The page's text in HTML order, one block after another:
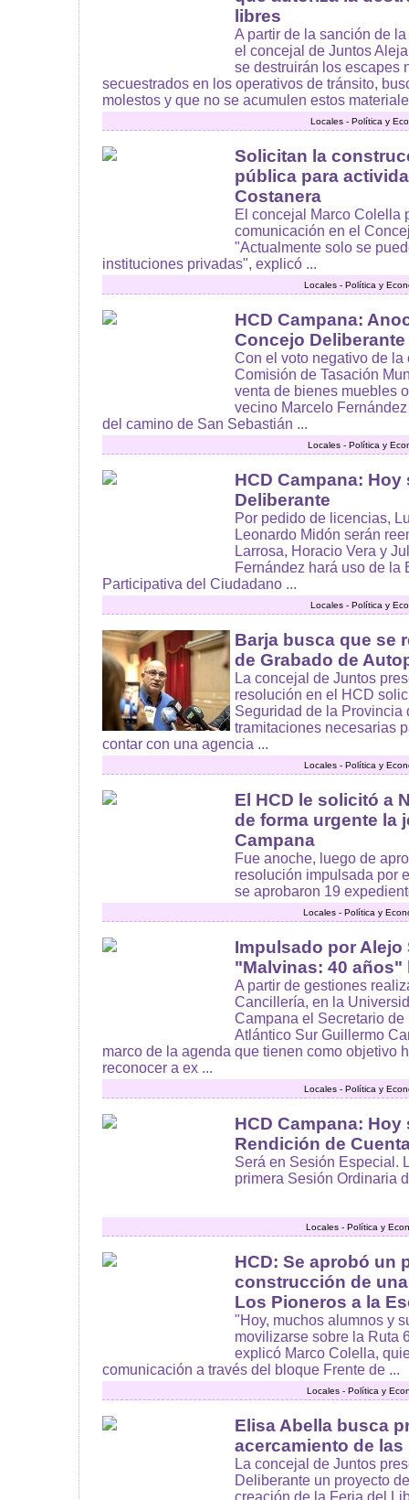
libres
A partir de la sanción de
el concejal de Juntos
se destruirán los escapes
secuestrados en los operativos de tránsito,
molestos y que no se acumulen estos
Locales - Política y
Solicitan la
pública para
Costanera
El concejal Marco Colella
comunicación en el
"Actualmente solo se
instituciones privadas", explicó ...
Locales - Política y
HCD Campana:
Concejo Deliberante
Con el voto negativo de
Comisión de Tasación
venta de bienes muebles
vecino Marcelo
del camino de San Sebastián ...
Locales - Política y
HCD Campana:
Deliberante
Por pedido de licencias,
Leonardo Midón serán
Larrosa, Horacio Vera y
Fernández hará uso de la
Participativa del Ciudadano ...
Locales - Política y
Barja busca que se
de Grabado de
La concejal de Juntos
resolución en el HCD
Seguridad de la Provincia
tramitaciones necesarias
contar con una agencia ...
Locales - Política y
El HCD le solicitó a
de forma urgente la
Campana
Fue anoche, luego de
resolución impulsada por
se aprobaron 19
Locales - Política y
Impulsado por Alejo
"Malvinas: 40 años"
A partir de gestiones
Cancillería, en la
Campana el Secretario
Atlántico Sur Guillermo
marco de la agenda que tienen como objetivo
reconocer a ex ...
Locales - Política y
HCD Campana: Hoy
Rendición de
Será en Sesión Especial.
primera Sesión Ordinaria
Locales - Política y
HCD: Se aprobó un
construcción de
Los Pioneros a la
"Hoy, muchos alumnos y
movilizarse sobre la Ruta
explicó Marco Colella,
comunicación a través del bloque Frente de ...
Locales - Política y
Elisa Abella busca
acercamiento de
La concejal de Juntos
Deliberante un proyecto
creación de la Feria del